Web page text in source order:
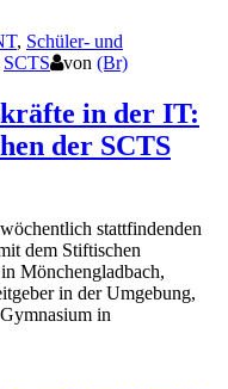
, Schüler- und
SCTS von (Br)
in der IT:
der SCTS
stattfindenden
dem Stiftischen
Mönchengladbach,
in der Umgebung,
in